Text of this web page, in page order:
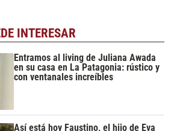
INTERESAR
Entramos al living de Juliana Awada
en su casa en La Patagonia: rústico y
con ventanales increíbles
Así está hoy Faustino, el hijo de Eva